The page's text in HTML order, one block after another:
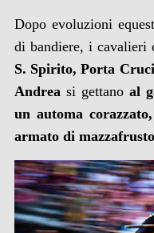
Dopo evoluzioni
di bandiere, i cavalieri
S. Spirito, Porta
Andreasi gettano al
un automa corazzato
armato di mazzafrusto